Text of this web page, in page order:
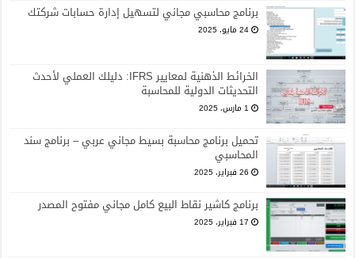
برنامج محاسبي مجاني لتسهيل إدارة حسابات شركتك
24 مايو، 2025
الخرائط الذهنية لمعايير IFRS: دليلك العملي لأحدث
التحديثات الدولية للمحاسبة
1 مارس، 2025
تحميل برنامج محاسبة بسيط مجاني عربي – برنامج سند
المحاسبي
26 فبراير، 2025
برنامج كاشير نقاط البيع كامل مجاني مفتوح المصدر
17 فبراير، 2025